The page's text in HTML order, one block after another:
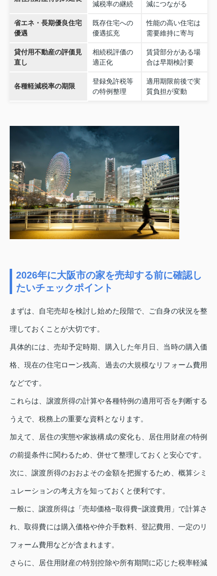
減税率の継続 減につながる
省エネ・長期優良住宅
優遇
既存住宅への
優遇拡充
性能の高い住宅は
需要維持に寄与
貸付用不動産の評価見
直し
相続税評価の
適正化
賃貸部分がある場
合は早期検討要
各種軽減税率の期限
登録免許税等
の特例整理
適用期限前後で実
質負担が変動
2026年に大阪市の家を売却する前に確認し
たいチェックポイント
まずは、自宅売却を検討し始めた段階で、ご自身の状況を整
理しておくことが大切です。
具体的には、売却予定時期、購入した年月日、当時の購入価
格、現在の住宅ローン残高、過去の大規模なリフォーム費用
などです。
これらは、譲渡所得の計算や各種特例の適用可否を判断する
うえで、税務上の重要な資料となります。
加えて、居住の実態や家族構成の変化も、居住用財産の特例
の前提条件に関わるため、併せて整理しておくと安心です。
次に、譲渡所得のおおよその金額を把握するため、概算シミ
ュレーションの考え方を知っておくと便利です。
一般に、譲渡所得は「売却価格−取得費−譲渡費用」で計算さ
れ、取得費には購入価格や仲介手数料、登記費用、一定のリ
フォーム費用などが含まれます。
さらに、居住用財産の特別控除や所有期間に応じた税率軽減